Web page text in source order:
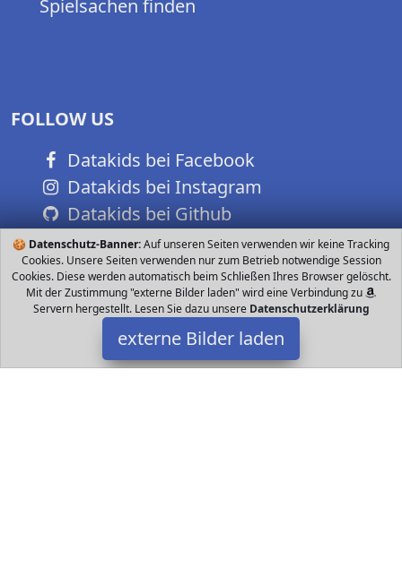
🍪 Datenschutz-Banner:Auf unseren Seiten verwenden wir keine Tracking
Cookies. Unsere Seiten verwenden nur zum Betrieb notwendige Session
Cookies. Diese werden automatisch beim Schließen Ihres Browser gelöscht.
Mit der Zustimmung "externe Bilder laden" wird eine Verbindung zu
Servern hergestellt. Lesen Sie dazu unsere Datenschutzerklärung
externe Bilder laden
Spielsachen finden
FOLLOW US
Datakids bei Facebook
Datakids bei Instagram
Datakids bei Github